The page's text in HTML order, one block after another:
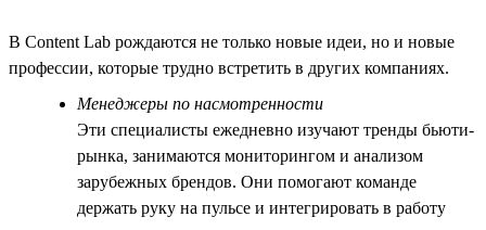
В Content Lab рождаются не только новые идеи, но и новые
профессии, которые трудно встретить в других компаниях.
Менеджеры по насмотренности
Эти специалисты ежедневно изучают тренды бьюти-
рынка, занимаются мониторингом и анализом
зарубежных брендов. Они помогают команде
держать руку на пульсе и интегрировать в работу